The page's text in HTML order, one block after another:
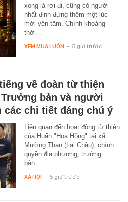
xong là rời đi, cũng có người
nhất định đứng thêm một lúc
mới yên tâm. Chính khoảng
thời…
XEM MUA LUÔN - 5 giờ trước
về đoàn từ thiện
bản và người
các chi tiết đáng chú ý
Liên quan đến hoạt động từ thiện
của Huấn "Hoa Hồng" tại xã
Mường Than (Lai Châu), chính
quyền địa phương, trưởng
bản…
XÃ HỘI - 5 giờ trước